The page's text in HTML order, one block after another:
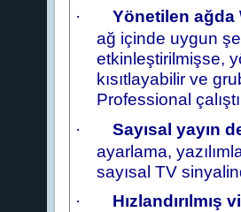
·
Yönetilen ağda
ağ içinde uygun
etkinleştirilmişse,
kısıtlayabilir ve
Professional
·
Sayısal yayın
ayarlama,
sayısal TV
·
Hızlandırılmış